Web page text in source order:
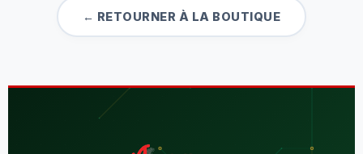
← RETOURNER À LA BOUTIQUE